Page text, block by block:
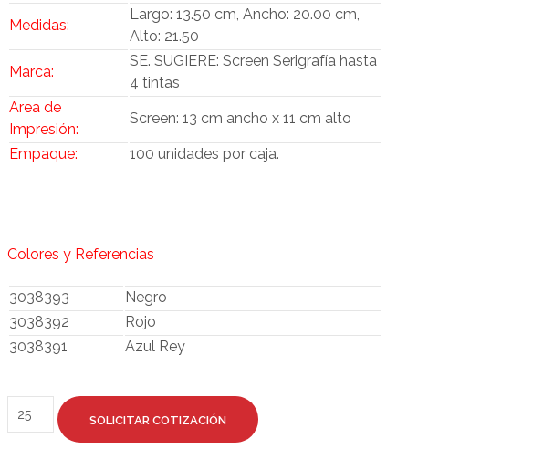
Medidas:
Largo: 13.50 cm, Ancho: 20.00 cm,
Alto: 21.50
Marca:
SE. SUGIERE: Screen Serigrafía hasta
4 tintas
Area de
Impresión:
Screen: 13 cm ancho x 11 cm alto
Empaque: 100 unidades por caja.
Colores y Referencias
3038393
Negro
3038392
Rojo
3038391
Azul Rey
SOLICITAR COTIZACIÓN